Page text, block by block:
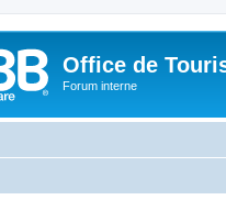
Office de
Forum interne